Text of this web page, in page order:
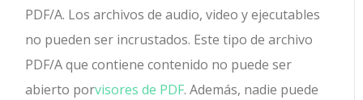
PDF/A. Los archivos de audio, video y ejecutables
no pueden ser incrustados. Este tipo de archivo
PDF/A que contiene contenido no puede ser
abierto porvisores de PDF. Además, nadie puede